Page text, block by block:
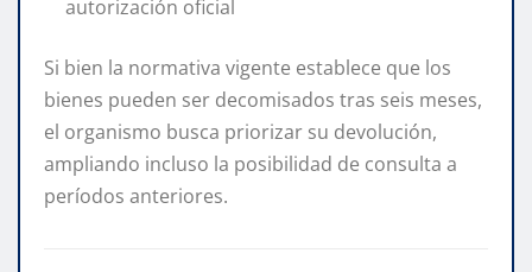
autorización oficial
Si bien la normativa vigente establece que los
bienes pueden ser decomisados tras seis meses,
el organismo busca priorizar su devolución,
ampliando incluso la posibilidad de consulta a
períodos anteriores.